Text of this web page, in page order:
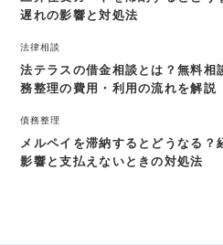
遅れの影響と対処法
法律相談
法テラスの借金相談とは？無料相
務整理の費用・利用の流れを解説
債務整理
メルペイを滞納するとどうなる？
影響と支払えないときの対処法